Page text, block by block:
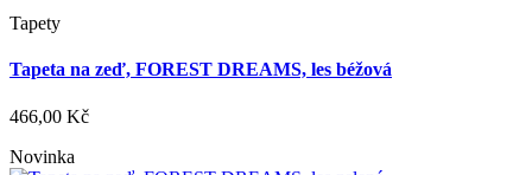
Tapety
Tapeta na zeď, FOREST DREAMS, les béžová
466,00 Kč
Novinka